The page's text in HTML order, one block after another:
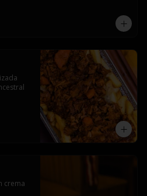
crema